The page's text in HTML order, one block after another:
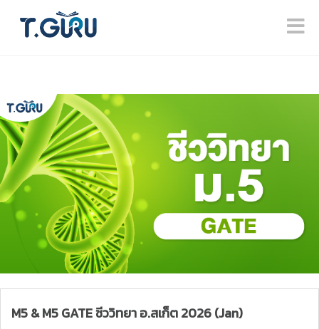
M5 & M5 GATE ชีววิทยา อ.สเก็ต 2026 (Jan)